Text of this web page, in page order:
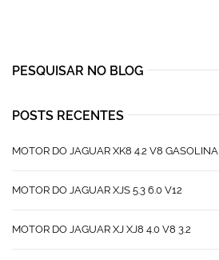
PESQUISAR NO BLOG
POSTS RECENTES
MOTOR DO JAGUAR XK8 4.2 V8 GASOLINA
MOTOR DO JAGUAR XJS 5.3 6.0 V12
MOTOR DO JAGUAR XJ XJ8 4.0 V8 3.2